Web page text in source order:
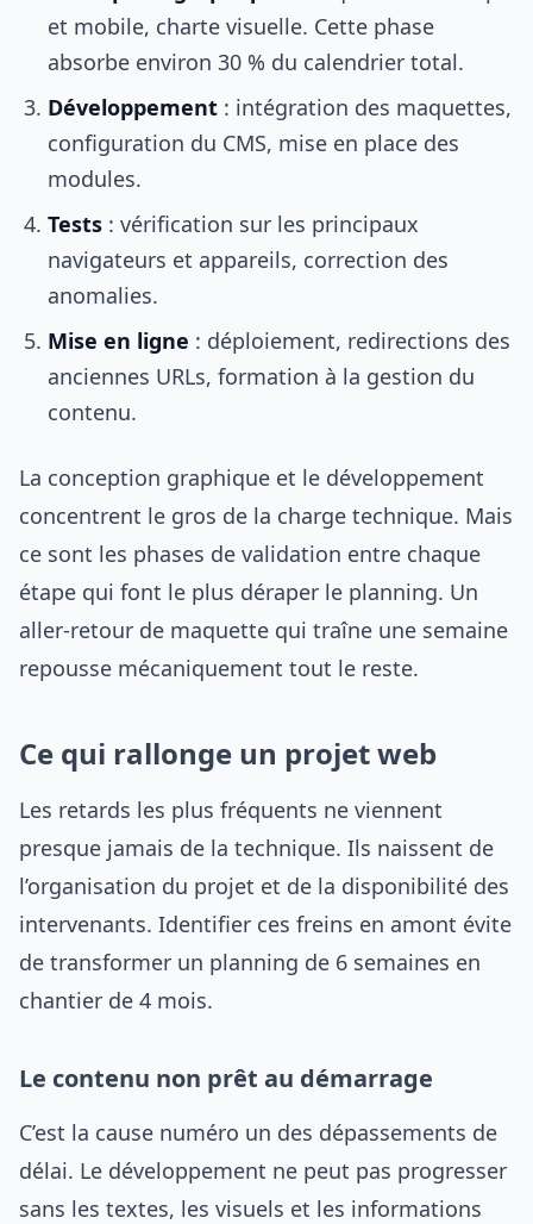
et mobile, charte visuelle. Cette phase
absorbe environ 30 % du calendrier total.
Développement : intégration des maquettes,
configuration du CMS, mise en place des
modules.
Tests : vérification sur les principaux
navigateurs et appareils, correction des
anomalies.
Mise en ligne : déploiement, redirections des
anciennes URLs, formation à la gestion du
contenu.
La conception graphique et le développement
concentrent le gros de la charge technique. Mais
ce sont les phases de validation entre chaque
étape qui font le plus déraper le planning. Un
aller-retour de maquette qui traîne une semaine
repousse mécaniquement tout le reste.
Ce qui rallonge un projet web
Les retards les plus fréquents ne viennent
presque jamais de la technique. Ils naissent de
l’organisation du projet et de la disponibilité des
intervenants. Identifier ces freins en amont évite
de transformer un planning de 6 semaines en
chantier de 4 mois.
Le contenu non prêt au démarrage
C’est la cause numéro un des dépassements de
délai. Le développement ne peut pas progresser
sans les textes, les visuels et les informations